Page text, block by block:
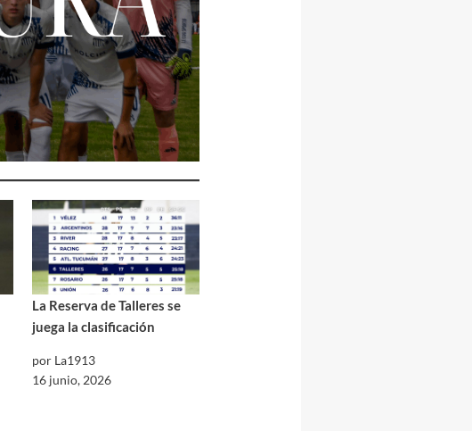
La Reserva de Talleres se
juega la clasificación
por La1913
16 junio, 2026